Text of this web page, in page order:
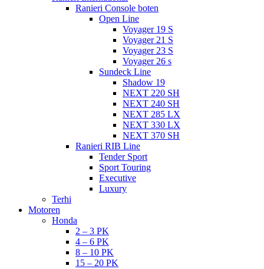
Ranieri Console boten
Open Line
Voyager 19 S
Voyager 21 S
Voyager 23 S
Voyager 26 s
Sundeck Line
Shadow 19
NEXT 220 SH
NEXT 240 SH
NEXT 285 LX
NEXT 330 LX
NEXT 370 SH
Ranieri RIB Line
Tender Sport
Sport Touring
Executive
Luxury
Terhi
Motoren
Honda
2 – 3 PK
4 – 6 PK
8 – 10 PK
15 – 20 PK